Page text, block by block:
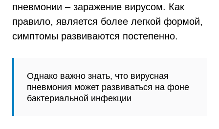
пневмонии – заражение вирусом. Как
правило, является более легкой формой,
симптомы развиваются постепенно.
Однако важно знать, что вирусная
пневмония может развиваться на фоне
бактериальной инфекции